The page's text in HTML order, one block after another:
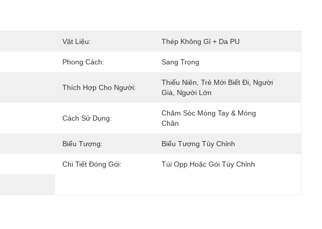
Vật Liệu: Thép Không Gỉ + Da PU
Phong Cách: Sang Trọng
Thích Hợp Cho Người:
Thiếu Niên, Trẻ Mới Biết Đi, Người
Già, Người Lớn
Cách Sử Dụng:
Chăm Sóc Móng Tay & Móng
Chân
Biểu Tượng: Biểu Tượng Tùy Chỉnh
Chi Tiết Đóng Gói: Túi Opp Hoặc Gói Tùy Chỉnh